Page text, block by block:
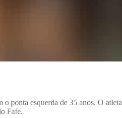
ponta esquerda de 35 anos. O atleta
Fafe.